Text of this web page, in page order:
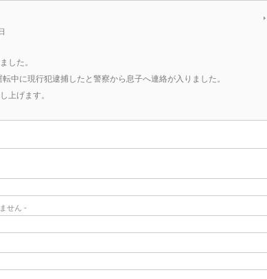
した。
中に現行犯逮捕したと警察から息子へ連絡が入りました。
上げます。
せん -